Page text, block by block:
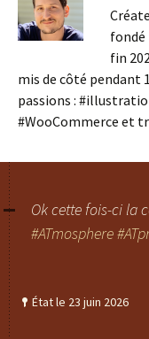
fondé
fin
mis de côté pendant
passions :
#WooCommerce et
Ok cette fois-ci la
#ATmosphere
État le 23 juin 2026